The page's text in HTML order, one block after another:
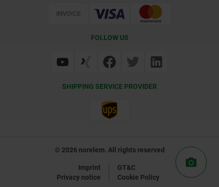
Web Support
FOLLOW US
SHIPPING SERVICE PROVIDER
© 2026 norelem. All rights reserved
Imprint
GT&C
Privacy notice
Cookie Policy